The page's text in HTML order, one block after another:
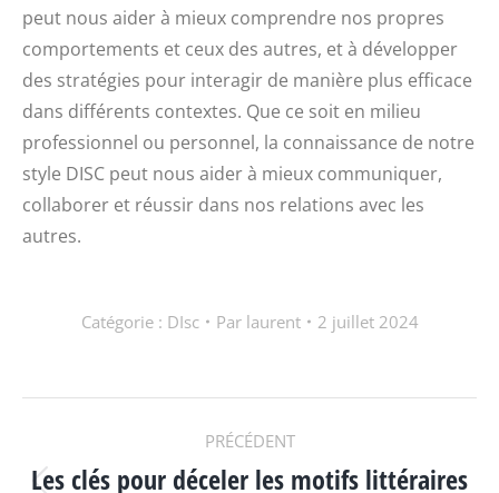
peut nous aider à mieux comprendre nos propres
comportements et ceux des autres, et à développer
des stratégies pour interagir de manière plus efficace
dans différents contextes. Que ce soit en milieu
professionnel ou personnel, la connaissance de notre
style DISC peut nous aider à mieux communiquer,
collaborer et réussir dans nos relations avec les
autres.
Catégorie : DIsc Par laurent 2 juillet 2024
NAVIGATION
PRÉCÉDENT
Les clés pour déceler les motifs littéraires